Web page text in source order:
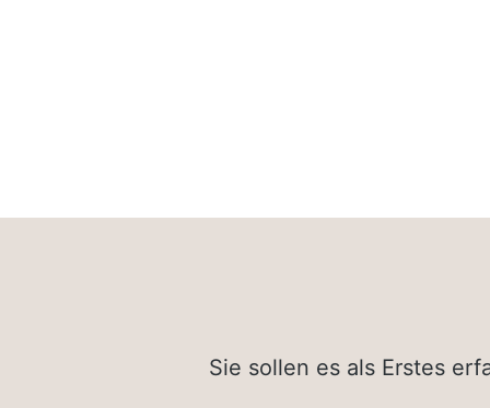
Sie sollen es als Erstes